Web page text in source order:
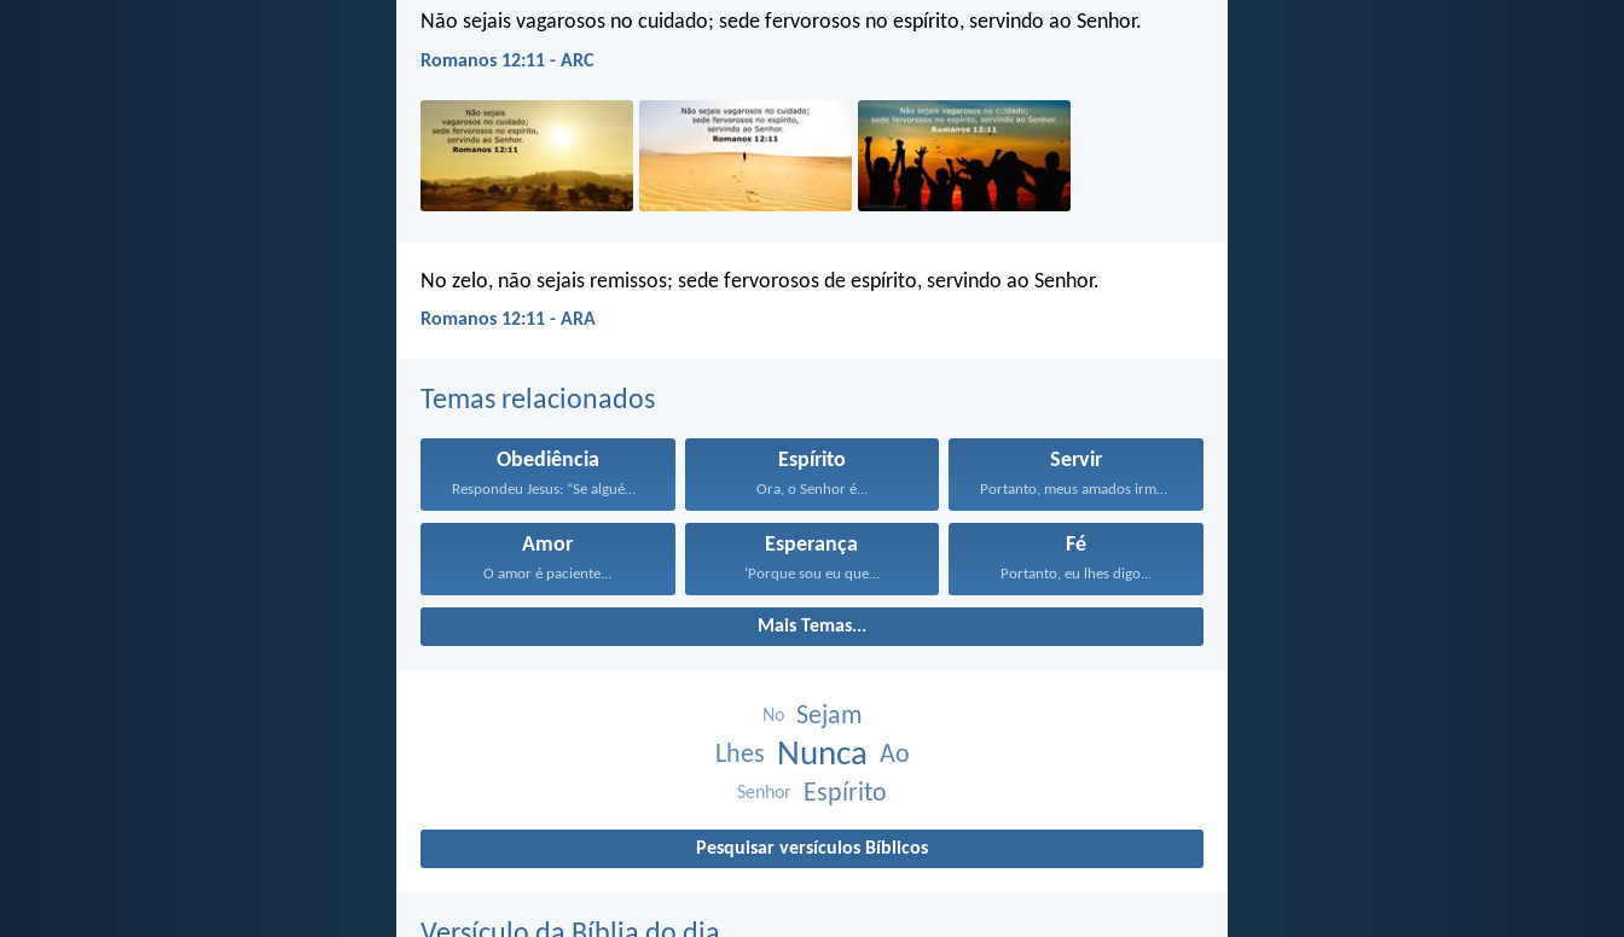
Não sejais vagarosos no cuidado; sede fervorosos no espírito, servindo ao Senhor.
Romanos 12:11 - ARC
No zelo, não sejais remissos; sede fervorosos de espírito, servindo ao Senhor.
Romanos 12:11 - ARA
Temas relacionados
Obediência
Respondeu Jesus: “Se alguém...
Espírito
Ora, o Senhor é...
Servir
Portanto, meus amados irmãos...
Amor
O amor é paciente...
Esperança
‘Porque sou eu que...
Fé
Portanto, eu lhes digo...
Mais Temas...
No
Sejam
Lhes
Nunca Ao
Senhor Espírito
Pesquisar versículos Bíblicos